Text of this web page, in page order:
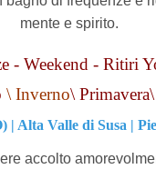
mente e spirito.
- Weekend - Ritiri
\ Inverno\ Primavera
| Alta Valle di Susa |
accolto